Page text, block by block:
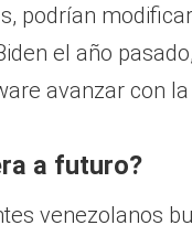
podrían
el año
avanzar con
a futuro?
venezolanos